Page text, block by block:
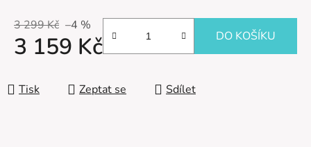
3 299 Kč –4 %
3 159 Kč DO KOŠÍKU
Tisk Zeptat se Sdílet